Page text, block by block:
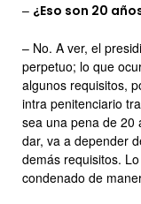
– ¿Eso son 20
– No. A ver, el
perpetuo; lo que
algunos requisitos,
intra penitenciario
sea una pena de 20
dar, va a depender
demás requisitos.
condenado de